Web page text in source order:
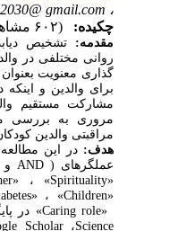
gmail.com
چکیده:
مقدمه: تشخیص
روانی مختلفی در
گذاری معنویت بعنوان
برای والدین و اینکه
مشارکت مستقیم
مروری به بررسی
مراقبتی والدین
هدف:در این مطالعه
عملگرهای (ANDو
Spirituality» ، «
Children» ، «
Caring role
»در
Science، Scholar